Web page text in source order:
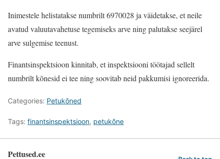
Inimestele helistatakse numbrilt 6970028 ja väidetakse, et neile
avatud valuutavahetuse tegemiseks arve ning palutakse seejärel
arve sulgemise teenust.
Finantsinspektsioon kinnitab, et inspektsiooni töötajad sellelt
numbrilt kõnesid ei tee ning soovitab neid pakkumisi ignoreerida.
Categories: Petukõned
Tags: finantsinspektsioon, petukõne
Pettused.ee